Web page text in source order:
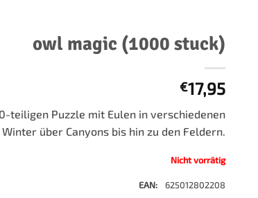
owl magic (1000 stuck)
€17,95
teiligen Puzzle mit Eulen in verschiedenen
über Canyons bis hin zu den Feldern.
Nicht vorrätig
EAN:
625012802208